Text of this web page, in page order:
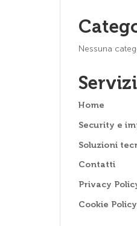
Nessuna
Servizi
Home
Security e
Soluzioni
Contatti
Privacy
Cookie Policy